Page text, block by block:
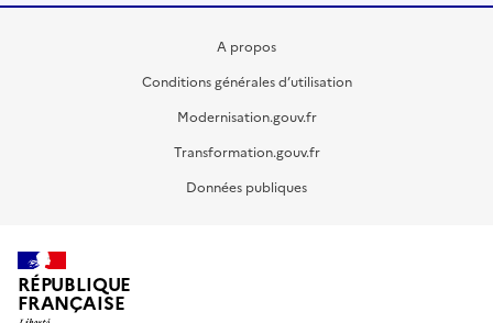
A propos
Conditions générales d’utilisation
Modernisation.gouv.fr
Transformation.gouv.fr
Données publiques
RÉPUBLIQUE
FRANÇAISE